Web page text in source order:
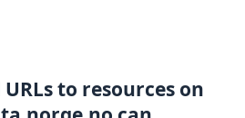
URLs to resources on